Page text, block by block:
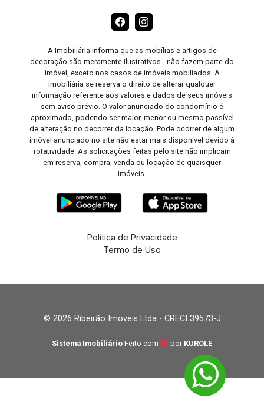
A Imobiliária informa que as mobílias e artigos de
decoração são meramente ilustrativos - não fazem parte do
imóvel, exceto nos casos de imóveis mobiliados. A
imobiliária se reserva o direito de alterar qualquer
informação referente aos valores e dados de seus imóveis
sem aviso prévio. O valor anunciado do condomínio é
aproximado, podendo ser maior, menor ou mesmo passível
de alteração no decorrer da locação. Pode ocorrer de algum
imóvel anunciado no site não estar mais disponível devido à
rotatividade. As solicitações feitas pelo site não implicam
em reserva, compra, venda ou locação de quaisquer
imóveis.
Política de Privacidade
Termo de Uso
© 2026 Ribeirão Imoveis Ltda - CRECI 39573-J
Sistema Imobiliário Feito com por KUROLE